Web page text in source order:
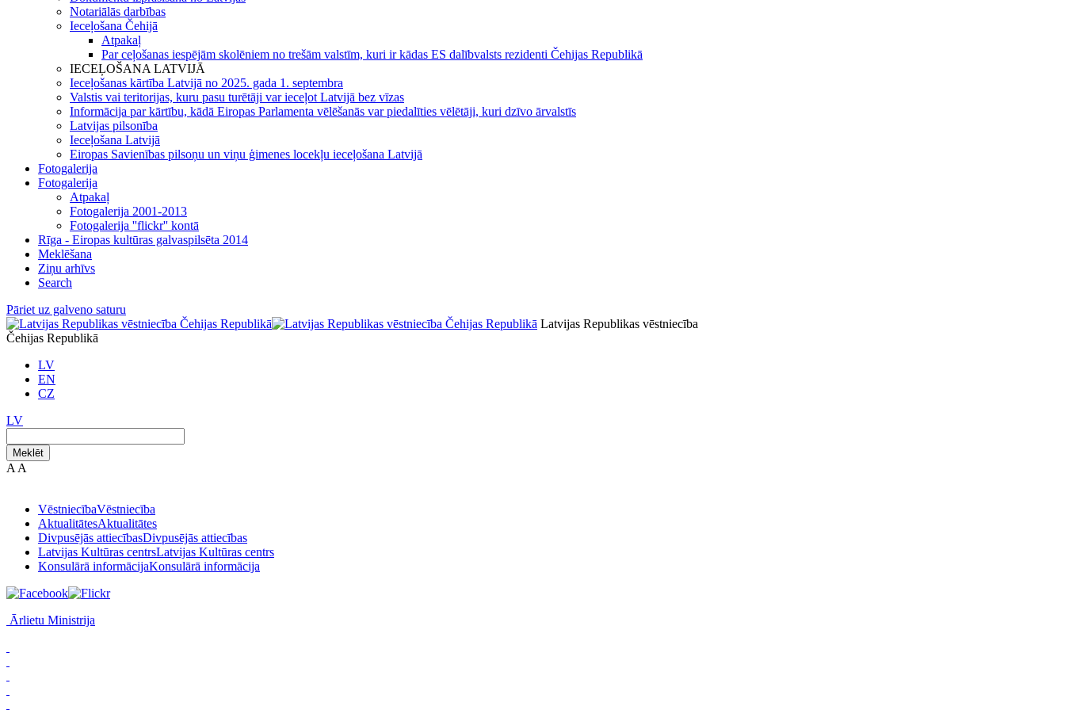
Notariālās darbības
Ieceļošana Čehijā
Atpakaļ
Par ceļošanas iespējām skolēniem no trešām valstīm, kuri ir kādas ES dalībvalsts rezidenti Čehijas Republikā
IECEĻOŠANA LATVIJĀ
Ieceļošanas kārtība Latvijā no 2025. gada 1. septembra
Valstis vai teritorijas, kuru pasu turētāji var ieceļot Latvijā bez vīzas
Informācija par kārtību, kādā Eiropas Parlamenta vēlēšanās var piedalīties vēlētāji, kuri dzīvo ārvalstīs
Latvijas pilsonība
Ieceļošana Latvijā
Eiropas Savienības pilsoņu un viņu ģimenes locekļu ieceļošana Latvijā
Fotogalerija
Fotogalerija
Atpakaļ
Fotogalerija 2001-2013
Fotogalerija ''flickr'' kontā
Rīga - Eiropas kultūras galvaspilsēta 2014
Meklēšana
Ziņu arhīvs
Search
Pāriet uz galveno saturu
Latvijas Republikas vēstniecība
Čehijas Republikā
LV
EN
CZ
LV
Meklēt
A A
VēstniecībaVēstniecība
AktualitātesAktualitātes
Divpusējās attiecībasDivpusējās attiecības
Latvijas Kultūras centrsLatvijas Kultūras centrs
Konsulārā informācijaKonsulārā informācija
Ārlietu Ministrija